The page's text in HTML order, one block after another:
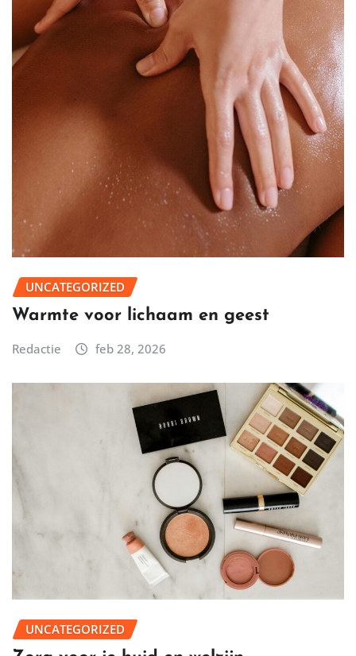
UNCATEGORIZED
Warmte voor lichaam en geest
Redactie feb 28, 2026
UNCATEGORIZED